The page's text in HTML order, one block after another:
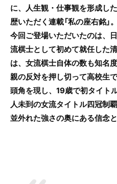
に、人生観・仕事観を形成し
歴いただく連載「私の座右銘」。
今回ご登場いただいたのは、
流棋士として初めて就任した
は、女流棋士自体の数も知名
親の反対を押し切って高校生
頭角を現し、19歳で初タイト
人未到の女流タイトル四冠制
並外れた強さの奥にある信念